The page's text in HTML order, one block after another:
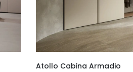
Atollo Cabina Armadio